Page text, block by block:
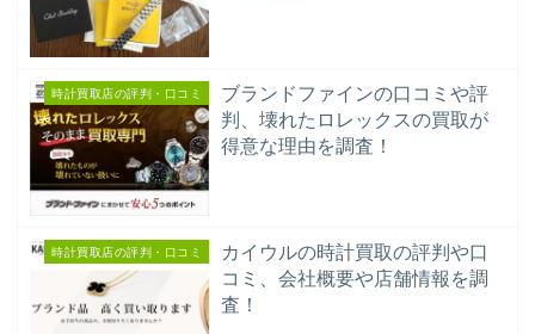
時計買取店の評判・口コミ
ブランドファインの口コミや評
判、壊れたロレックスの買取が
得意な理由を調査！
時計買取店の評判・口コミ
カイウルの時計買取の評判や口
コミ、会社概要や店舗情報を調
査！